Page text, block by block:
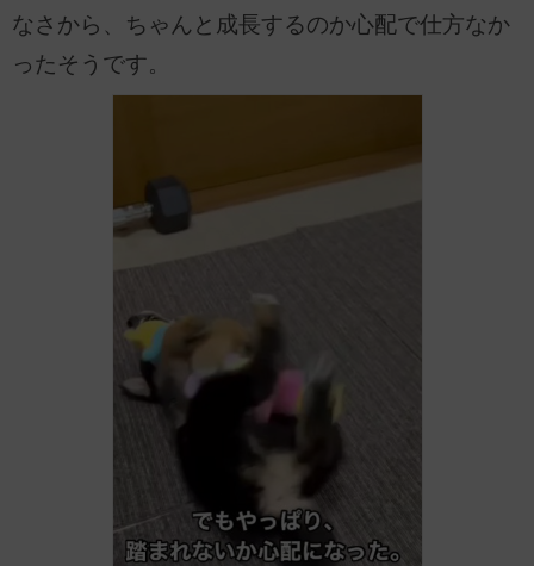
なさから、ちゃんと成長するのか心配で仕方なか
ったそうです。